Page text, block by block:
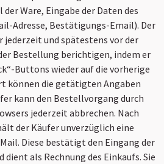
Ware, Eingabe der Daten des
Adresse, Bestätigungs-Email). Der
jederzeit und spätestens vor der
Bestellung berichtigen, indem er
Buttons wieder auf die vorherige
können die getätigten Angaben
kann den Bestellvorgang durch
jederzeit abbrechen. Nach
der Käufer unverzüglich eine
Diese bestätigt den Eingang der
dient als Rechnung des Einkaufs. Sie